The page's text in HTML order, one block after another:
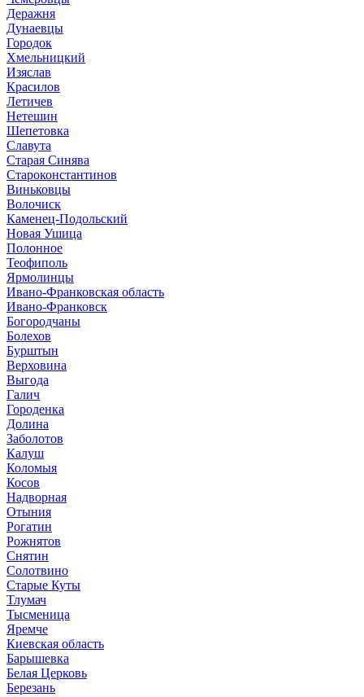
Деражня
Дунаевцы
Городок
Хмельницкий
Изяслав
Красилов
Летичев
Нетешин
Шепетовка
Славута
Старая Синява
Староконстантинов
Виньковцы
Волочиск
Каменец-Подольский
Новая Ушица
Полонное
Теофиполь
Ярмолинцы
Ивано-Франковская область
Ивано-Франковск
Богородчаны
Болехов
Бурштын
Верховина
Выгода
Галич
Городенка
Долина
Заболотов
Калуш
Коломыя
Косов
Надворная
Отыния
Рогатин
Рожнятов
Снятин
Солотвино
Старые Куты
Тлумач
Тысменица
Яремче
Киевская область
Барышевка
Белая Церковь
Березань